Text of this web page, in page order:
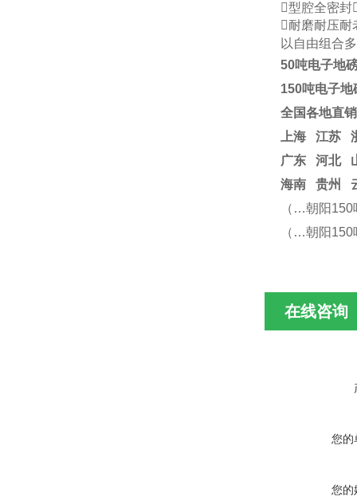
型腔全密封
耐磨耐压耐
以自由组合
50吨电子地
150吨电子
全国各地直销
上海
江苏
广东 河北
海南 贵州
（…朝阳150
（…朝阳150
在线咨询
您的
您的